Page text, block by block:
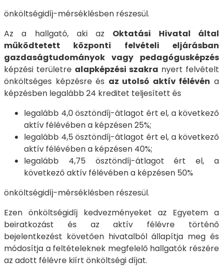
önköltségidíj-mérséklésben részesül.
Az a hallgató, aki az Oktatási Hivatal által
működtetett központi felvételi eljárásban
gazdaságtudományok vagy pedagógusképzés
képzési területre alapképzési szakra nyert felvételt
önköltséges képzésre és az utolsó aktív félévén a
képzésben legalább 24 kreditet teljesített és
legalább 4,0 ösztöndíj-átlagot ért el, a következő
aktív félévében a képzésen 25%;
legalább 4,5 ösztöndíj-átlagot ért el, a következő
aktív félévében a képzésen 40%;
legalább 4,75 ösztöndíj-átlagot ért el, a
következő aktív félévében a képzésen 50%
önköltségidíj-mérséklésben részesül.
Ezen önköltségidíj kedvezményeket az Egyetem a
beiratkozást és az aktív félévre történő
bejelentkezést követően hivatalból állapítja meg és
módosítja a feltételeknek megfelelő hallgatók részére
az adott félévre kiírt önköltségi díjat.